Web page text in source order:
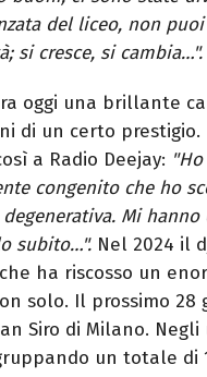
del liceo, non
si cresce, si cambia…".
oggi una brillante
di un certo
a Radio Deejay:
congenito che ho
Mi
subito…". Nel 2024 il
ha riscosso un
solo. Il prossimo
Siro di Milano.
un totale di